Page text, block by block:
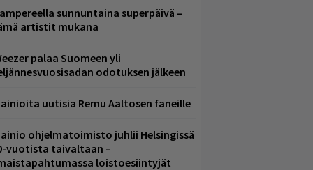
sunnuntaina superpäivä –
artistit mukana
palaa Suomeen yli
odotuksen jälkeen
uutisia Remu Aaltosen faneille
ohjelmatoimisto juhlii Helsingissä
vuotista taivaltaan –
loistoesiintyjät